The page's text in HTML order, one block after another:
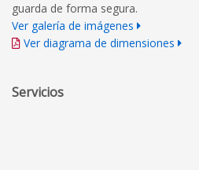
guarda de forma segura.
Ver galería de imágenes
Ver diagrama de dimensiones
Servicios